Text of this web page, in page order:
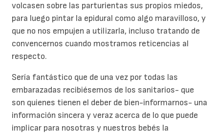
volcasen sobre las parturientas sus propios miedos,
para luego pintar la epidural como algo maravilloso, y
que no nos empujen a utilizarla, incluso tratando de
convencernos cuando mostramos reticencias al
respecto.
Sería fantástico que de una vez por todas las
embarazadas recibiésemos de los sanitarios- que
son quienes tienen el deber de bien-informarnos- una
información sincera y veraz acerca de lo que puede
implicar para nosotras y nuestros bebés la